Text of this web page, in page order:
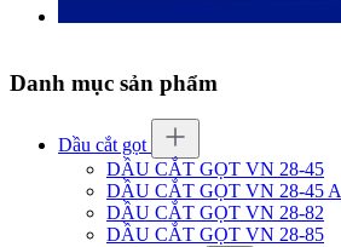
Danh mục sản phẩm
Dầu cắt gọt
DẦU CẮT GỌT VN 28-45
DẦU CẮT GỌT VN 28-45 A
DẦU CẮT GỌT VN 28-82
DẦU CẮT GỌT VN 28-85